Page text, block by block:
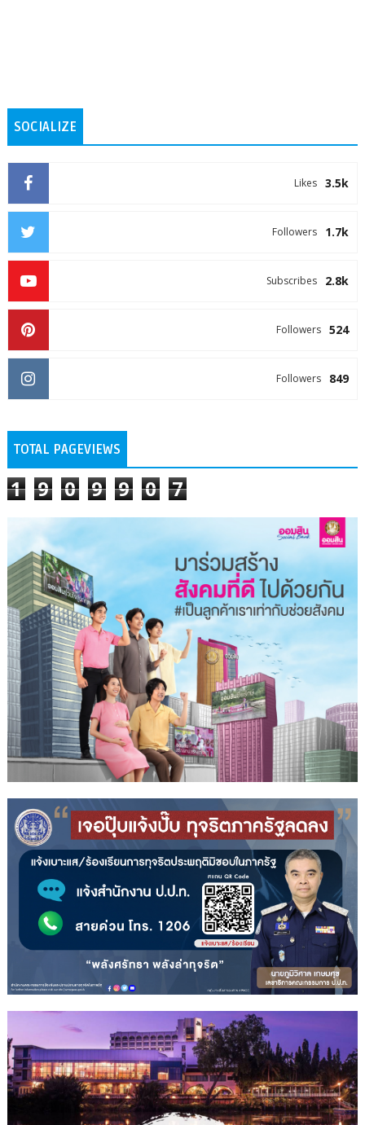
SOCIALIZE
3.5k
Likes
1.7k
Followers
2.8k
Subscribes
524
Followers
849
Followers
TOTAL PAGEVIEWS
1 9 0 9 9 0 7